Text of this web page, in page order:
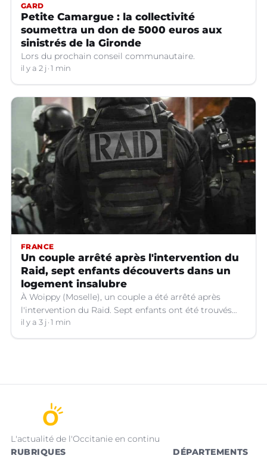
GARD
Petite Camargue : la collectivité
soumettra un don de 5000 euros aux
sinistrés de la Gironde
Lors du prochain conseil communautaire.
il y a 2 j 1 min
FRANCE
Un couple arrêté après l'intervention du
Raid, sept enfants découverts dans un
logement insalubre
À Woippy (Moselle), un couple a été arrêté après
l'intervention du Raid. Sept enfants ont été trouvés
dans un logement insalubre.
il y a 3 j 1 min
L'actualité de l'Occitanie en continu
RUBRIQUES
DÉPARTEMENTS